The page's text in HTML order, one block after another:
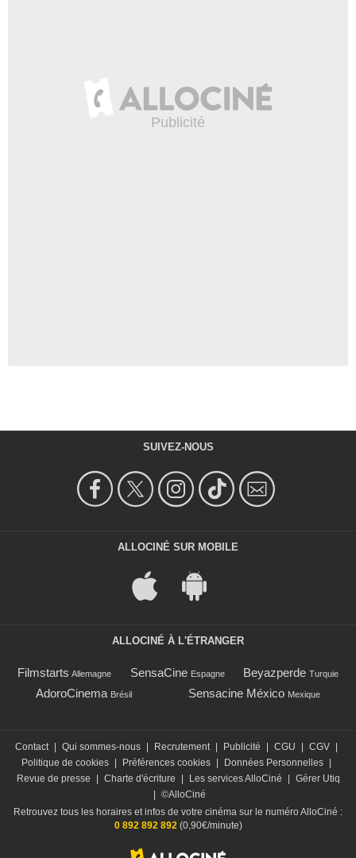
SUIVEZ-NOUS
ALLOCINÉ SUR MOBILE
ALLOCINÉ À L'ÉTRANGER
Filmstarts Allemagne SensaCine Espagne Beyazperde Turquie
AdoroCinema Brésil Sensacine México Mexique
Contact Qui sommes-nous Recrutement Publicité CGU CGV
Politique de cookies
Préférences cookies Données Personnelles
Revue de presse
Charte d'écriture Les services AlloCiné
Gérer Utiq
©AlloCiné
Retrouvez tous les horaires et infos de votre cinéma sur le numéro AlloCiné :
0 892 892 892(0,90€/minute)